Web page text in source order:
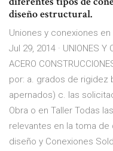
diseño estructural.
Uniones y conexiones
Jul 29, 2014 · UNIONES Y
ACERO
por: a. grados de rigidez
apernados) c. las
Obra o en Taller Todas
relevantes en la toma
diseño y Conexiones